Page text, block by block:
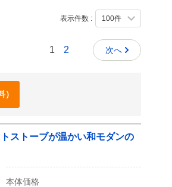
表示件数 :
1 2 次へ
ストーブが温かい和モダンの
本体価格